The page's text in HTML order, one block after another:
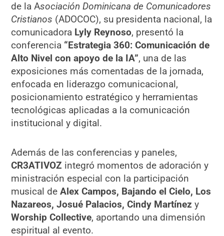
de la Asociación Dominicana de Comunicadores
Cristianos (ADOCOC), su presidenta nacional, la
comunicadora Lyly Reynoso, presentó la
conferencia “Estrategia 360: Comunicación de
Alto Nivel con apoyo de la IA”, una de las
exposiciones más comentadas de la jornada,
enfocada en liderazgo comunicacional,
posicionamiento estratégico y herramientas
tecnológicas aplicadas a la comunicación
institucional y digital.
Además de las conferencias y paneles,
CR3ATIVOZ integró momentos de adoración y
ministración especial con la participación
musical deAlex Campos, Bajando el Cielo, Los
Nazareos, Josué Palacios, Cindy Martínez y
Worship Collective, aportando una dimensión
espiritual al evento.